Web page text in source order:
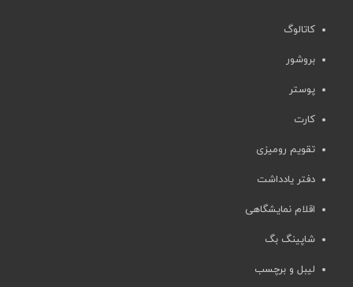
کاتالوگ
بروشور
پوستر
کارت
تقویم رومیزی
دفتر یادداشت
اقلام نمایشگاهی
شاپینگ بگ
لیبل و برچسب